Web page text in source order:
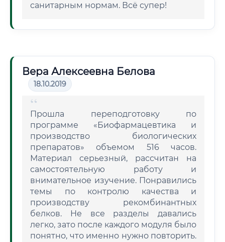
санитарным нормам. Всё супер!
Вера Алексеевна Белова
18.10.2019
Прошла переподготовку по
программе «Биофармацевтика и
производство биологических
препаратов» объемом 516 часов.
Материал серьезный, рассчитан на
самостоятельную работу и
внимательное изучение. Понравились
темы по контролю качества и
производству рекомбинантных
белков. Не все разделы давались
легко, зато после каждого модуля было
понятно, что именно нужно повторить.